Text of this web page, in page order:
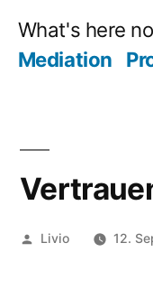
Inhalt
Mediation
Veröffentlicht
Livio 12.